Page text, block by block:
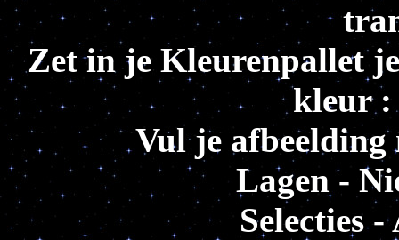
Zet in je Kleurenpallet
kleur :
Vul je
Lagen -
Selecties -